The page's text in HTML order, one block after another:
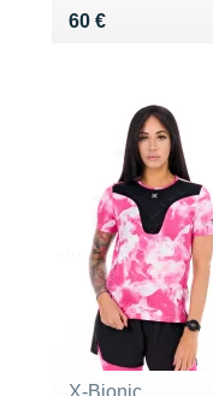
60 €
Vendu 60 €
X-Bionic